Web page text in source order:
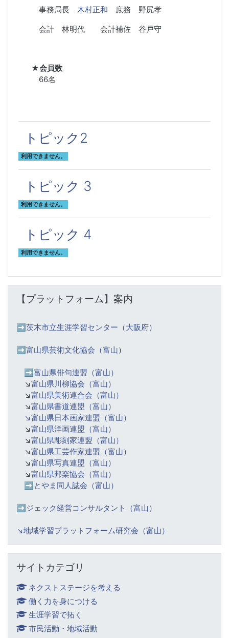
事務局長 木村正和 庶務 野尻孝
会計 林明代 会計補佐 谷戸守
★会員数
66名
トピック2
利用できません。
トピック 3
利用できません。
トピック 4
利用できません。
【プラットフォーム】案内
➡️ 茨木市立生涯学習センター（大阪府）
➡️富山県芸術文化協会（富山）
➡️ 富山県俳句連盟（富山）
↘️富山県川柳協会（富山）
↘️富山県美術連合会（富山）
↘️富山県書道連盟（富山）
↘️富山県日本画家連盟（富山）
↘️富山県洋画連盟（富山）
↘️富山県彫刻家連盟（富山）
↘️富山県工芸作家連盟（富山）
↘️富山県写真連盟（富山）
↘️富山県邦楽協会（富山）
➡️ とやま同人誌会（富山）
➡️ジェック経営コンサルタント（富山）
↘️地域学習プラットフォーム研究会（富山）
サイトカテゴリ
ネクストステージを考える
働く力を身につける
生涯学習で拓く
市民活動・地域活動